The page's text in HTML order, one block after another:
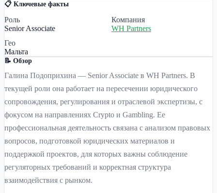
📋 Ключевые факты
Роль
Senior Associate
Компания
WH Partners
Гео
Мальта
📝 Обзор
Галина Подоприхина — Senior Associate в WH Partners. В
текущей роли она работает на пересечении юридического
сопровождения, регулирования и отраслевой экспертизы, с
фокусом на направлениях Crypto и Gambling. Ее
профессиональная деятельность связана с анализом правовых
вопросов, подготовкой юридических материалов и
поддержкой проектов, для которых важны соблюдение
регуляторных требований и корректная структура
взаимодействия с рынком.